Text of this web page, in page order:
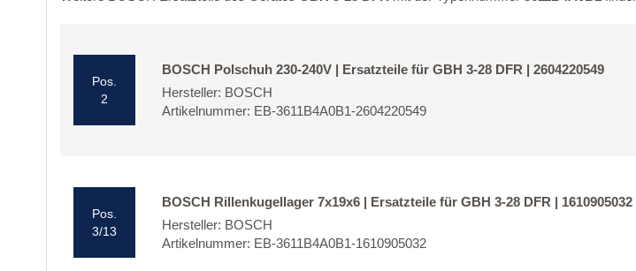
Pos.
2
BOSCH Polschuh 230-240V | Ersatzteile für GBH 3-28 DFR | 2604220549
Hersteller: BOSCH
Artikelnummer: EB-3611B4A0B1-2604220549
Pos.
3/13
BOSCH Rillenkugellager 7x19x6 | Ersatzteile für GBH 3-28 DFR | 1610905032
Hersteller: BOSCH
Artikelnummer: EB-3611B4A0B1-1610905032